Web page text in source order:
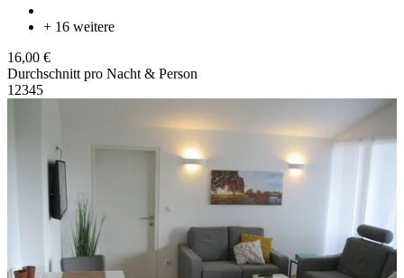
+ 16 weitere
16,00 €
Durchschnitt pro Nacht & Person
1 2345